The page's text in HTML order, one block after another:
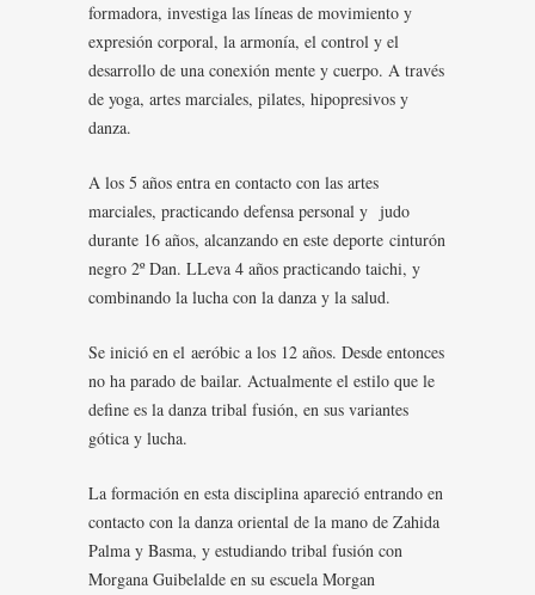
formadora, investiga las líneas de movimiento y
expresión corporal, la armonía, el control y el
desarrollo de una conexión mente y cuerpo. A través
de yoga, artes marciales, pilates, hipopresivos y
danza.
A los 5 años entra en contacto con las artes
marciales, practicando defensa personal y judo
durante 16 años, alcanzando en este deporte cinturón
negro 2º Dan. LLeva 4 años practicando taichi, y
combinando la lucha con la danza y la salud.
Se inició en el aeróbic a los 12 años. Desde entonces
no ha parado de bailar. Actualmente el estilo que le
define es la danza tribal fusión, en sus variantes
gótica y lucha.
La formación en esta disciplina apareció entrando en
contacto con la danza oriental de la mano de Zahida
Palma y Basma, y estudiando tribal fusión con
Morgana Guibelalde en su escuela Morgan